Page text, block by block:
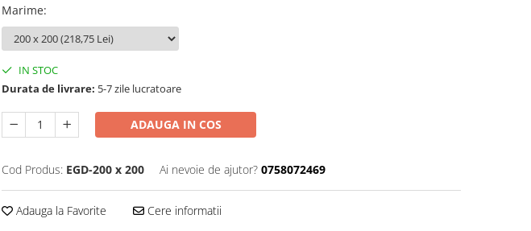
Marime:
IN STOC
Durata de livrare: 5-7 zile lucratoare
ADAUGA IN COS
Cod Produs: EGD-200 x 200 Ai nevoie de ajutor? 0758072469
Adauga la Favorite Cere informatii